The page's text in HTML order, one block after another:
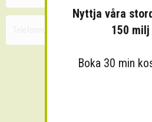
Nyttja våra
150
Boka 30 min